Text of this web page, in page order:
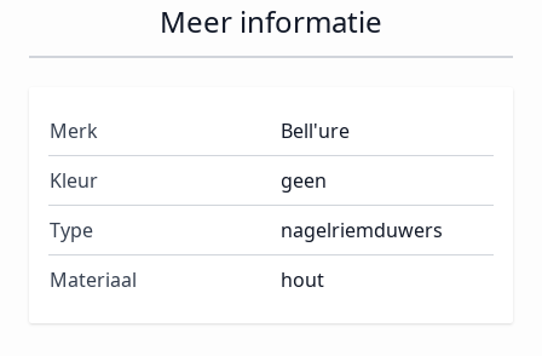
Meer informatie
Merk
Bell'ure
Kleur
geen
Type
nagelriemduwers
Materiaal
hout